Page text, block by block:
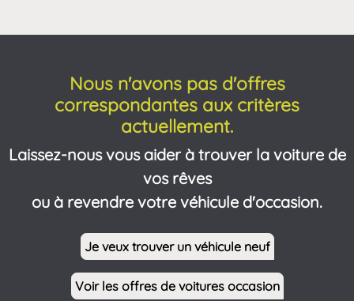
Nous n'avons pas d'offres
correspondantes aux critères
actuellement.
Laissez-nous vous aider à trouver la voiture de
vos rêves
ou à revendre votre véhicule d'occasion.
Je veux trouver un véhicule neuf
Voir les offres de voitures occasion